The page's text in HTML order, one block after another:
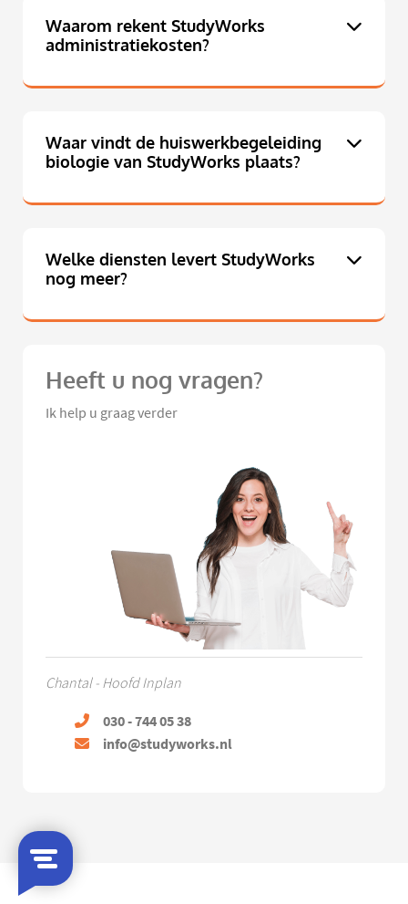
Waarom rekent StudyWorks
administratiekosten?
Waar vindt de huiswerkbegeleiding
biologie van StudyWorks plaats?
Welke diensten levert StudyWorks
nog meer?
Heeft u nog vragen?
Ik help u graag verder
Chantal - Hoofd Inplan
030 - 744 05 38
info@studyworks.nl